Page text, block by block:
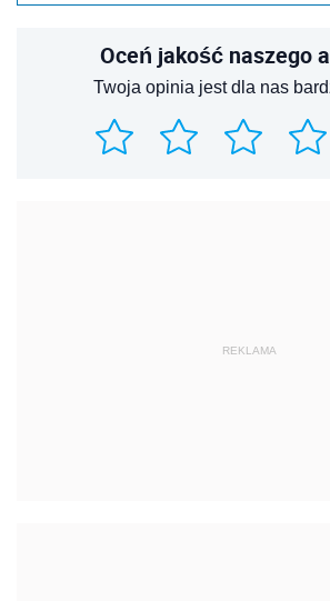
Oceń jakość naszego
Twoja opinia jest dla nas
REKLAMA